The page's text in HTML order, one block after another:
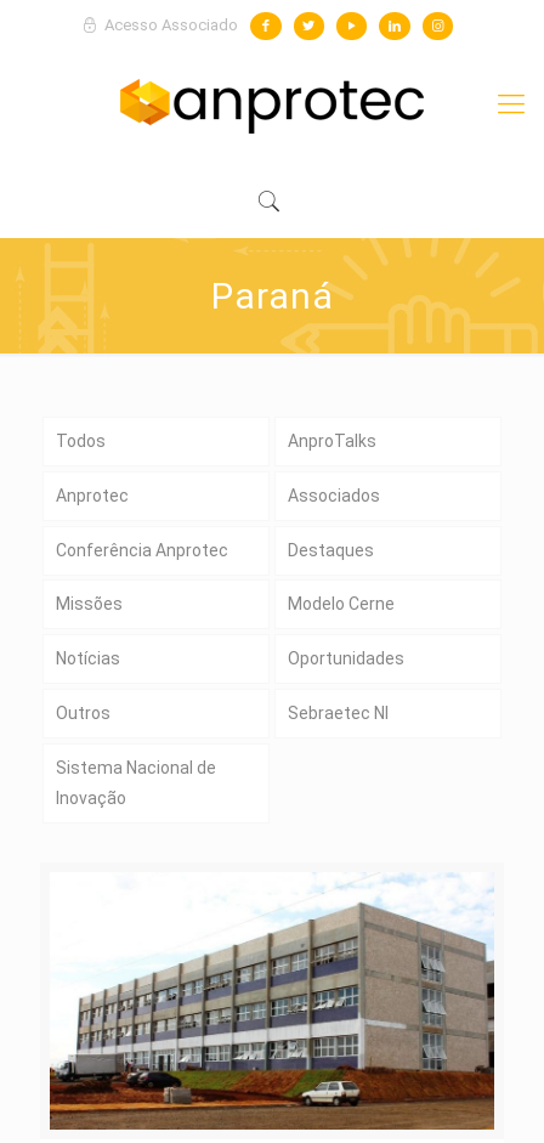
Acesso Associado
Paraná
Todos AnproTalks
Anprotec Associados
Conferência Anprotec Destaques
Missões Modelo Cerne
Notícias Oportunidades
Outros Sebraetec NI
Sistema Nacional de
Inovação